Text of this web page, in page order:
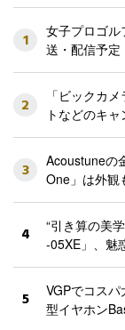
1
女子プロゴ
送・配信予定
2
「ビックカ
トなどのキ
3
Acoustuneの
One」は外観
4
“引き算の美
-05XE」、魅
5
VGPでコス
型イヤホン